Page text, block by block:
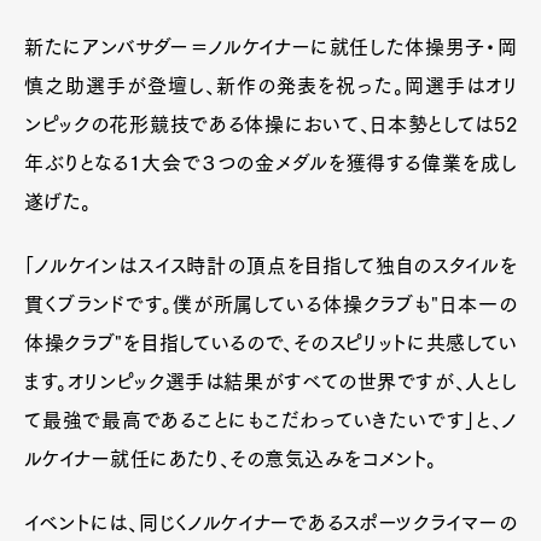
新たにアンバサダー＝ノルケイナーに就任した体操男子・岡
慎之助選手が登壇し、新作の発表を祝った。岡選手はオリ
ンピックの花形競技である体操において、日本勢としては52
年ぶりとなる１大会で３つの金メダルを獲得する偉業を成し
遂げた。
「ノルケインはスイス時計の頂点を目指して独自のスタイルを
貫くブランドです。僕が所属している体操クラブも"日本一の
体操クラブ"を目指しているので、そのスピリットに共感してい
ます。オリンピック選手は結果がすべての世界ですが、人とし
て最強で最高であることにもこだわっていきたいです」と、ノ
ルケイナー就任にあたり、その意気込みをコメント。
イベントには、同じくノルケイナーであるスポーツクライマーの